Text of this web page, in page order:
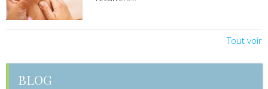
Tout voir
BLOG